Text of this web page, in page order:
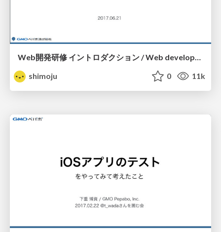
Web開発研修 イントロダクション / Web development training introduction
shimoju
0 11k